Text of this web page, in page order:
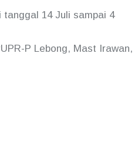
14 Juli sampai 4
P Lebong, Mast Irawan,